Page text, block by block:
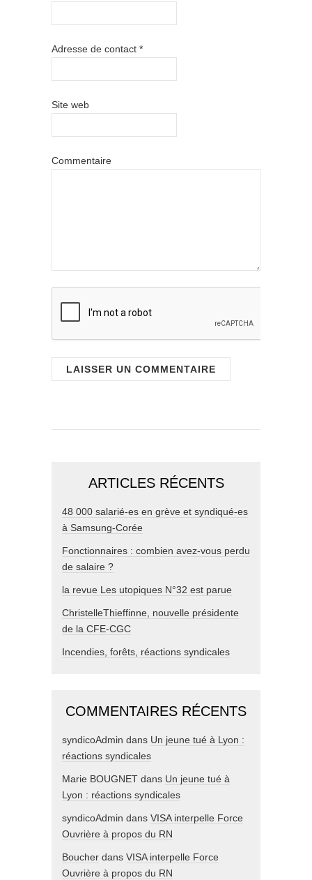
Adresse de contact *
Site web
Commentaire
ARTICLES RÉCENTS
48 000 salarié-es en grève et syndiqué-es
à Samsung-Corée
Fonctionnaires : combien avez-vous perdu
de salaire ?
la revue Les utopiques N°32 est parue
ChristelleThieffinne, nouvelle présidente
de la CFE-CGC
Incendies, forêts, réactions syndicales
COMMENTAIRES RÉCENTS
syndicoAdmin dans Un jeune tué à Lyon :
réactions syndicales
Marie BOUGNET dans Un jeune tué à
Lyon : réactions syndicales
syndicoAdmin dans VISA interpelle Force
Ouvrière à propos du RN
Boucher dans VISA interpelle Force
Ouvrière à propos du RN